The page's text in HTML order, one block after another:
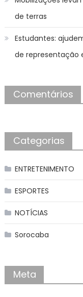
de terras
Estudantes:
de representação
Comentários
Categorias
ENTRETENIMENTO
ESPORTES
NOTÍCIAS
Sorocaba
Meta